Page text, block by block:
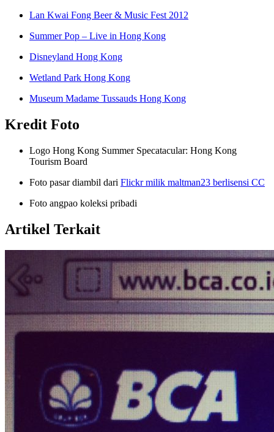
Lan Kwai Fong Beer & Music Fest 2012
Summer Pop – Live in Hong Kong
Disneyland Hong Kong
Wetland Park Hong Kong
Museum Madame Tussauds Hong Kong
Kredit Foto
Logo Hong Kong Summer Specatacular: Hong Kong
Tourism Board
Foto pasar diambil dari Flickr milik maltman23 berlisensi CC
Foto angpao koleksi pribadi
Artikel Terkait